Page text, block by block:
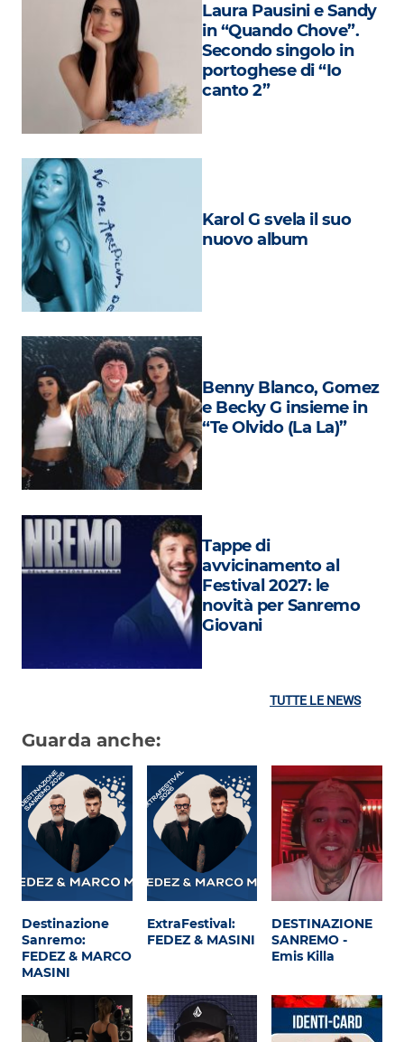
Oroscopo
Radio Subasio Music Club
Sanremo 2026
News
Musica
Cultura
Attualità
Costume
Extra
Eventi
Laura Pausini e Sandy
in “Quando Chove”.
Secondo singolo in
portoghese di “Io
canto 2”
Karol G svela il suo
nuovo album
Benny Blanco, Gomez
e Becky G insieme in
“Te Olvido (La La)”
Tappe di
avvicinamento al
Festival 2027: le
novità per Sanremo
Giovani
TUTTE LE NEWS
Guarda anche:
Destinazione
Sanremo:
FEDEZ & MARCO
MASINI
ExtraFestival:
FEDEZ & MASINI
DESTINAZIONE
SANREMO -
Emis Killa